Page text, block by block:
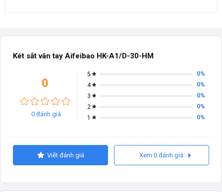
Két sắt vân tay Aifeibao HK-A1/D-30-HM
0
0 đánh giá
5
0%
4
0%
3
0%
2
0%
1
0%
Viết đánh giá Xem 0 đánh giá